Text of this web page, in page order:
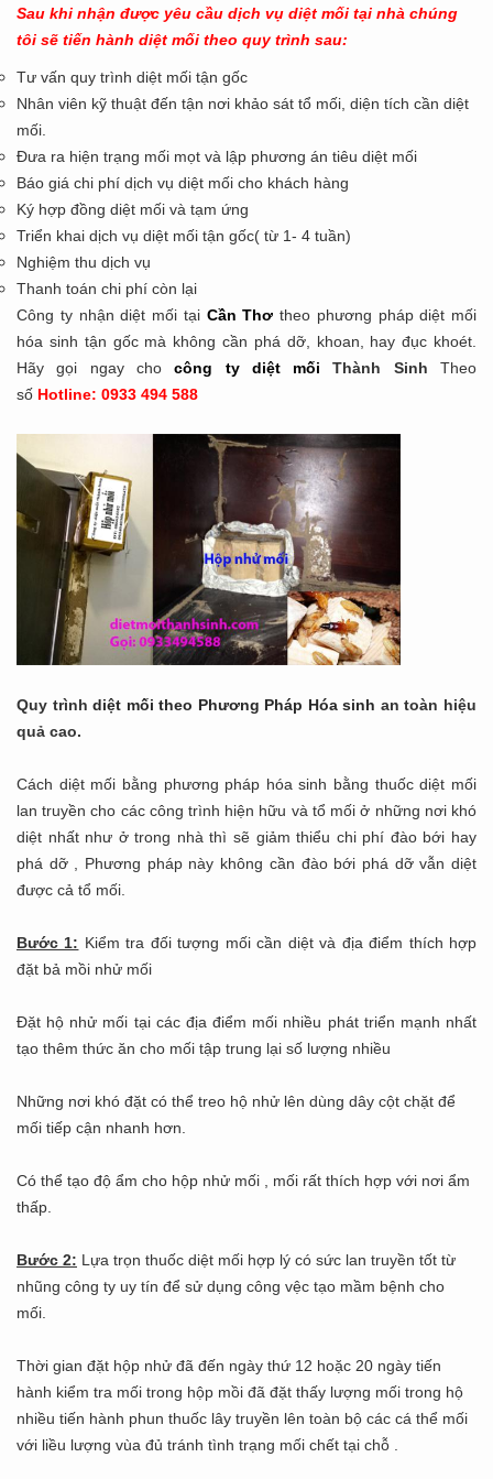
Sau khi nhận được yêu cầu dịch vụ diệt mối tại nhà chúng
tôi sẽ tiến hành diệt mối theo quy trình sau:
Tư vấn quy trình diệt mối tận gốc
Nhân viên kỹ thuật đến tận nơi khảo sát tổ mối, diện tích cần diệt
mối.
Đưa ra hiện trạng mối mọt và lập phương án tiêu diệt mối
Báo giá chi phí dịch vụ diệt mối cho khách hàng
Ký hợp đồng diệt mối và tạm ứng
Triển khai dịch vụ diệt mối tận gốc( từ 1- 4 tuần)
Nghiệm thu dịch vụ
Thanh toán chi phí còn lại
Công ty nhận diệt mối tại Cần Thơ theo phương pháp diệt mối
hóa sinh tận gốc mà không cần phá dỡ, khoan, hay đục khoét.
Hãy gọi ngay chocông ty diệt mối Thành Sinh Theo
số Hotline: 0933 494 588
Quy trình diệt mối theo Phương Pháp Hóa sinh an toàn hiệu
quả cao.
Cách diệt mối bằng phương pháp hóa sinh bằng thuốc diệt mối
lan truyền cho các công trình hiện hữu và tổ mối ở những nơi khó
diệt nhất như ở trong nhà thì sẽ giảm thiểu chi phí đào bới hay
phá dỡ , Phương pháp này không cần đào bới phá dỡ vẫn diệt
được cả tổ mối.
Bước 1: Kiểm tra đối tượng mối cần diệt và địa điểm thích hợp
đặt bả mồi nhử mối
Đặt hộ nhử mối tại các địa điểm mối nhiều phát triển mạnh nhất
tạo thêm thức ăn cho mối tập trung lại số lượng nhiều
Những nơi khó đặt có thể treo hộ nhử lên dùng dây cột chặt để
mối tiếp cận nhanh hơn.
Có thể tạo độ ẩm cho hộp nhử mối , mối rất thích hợp với nơi ẩm
thấp.
Bước 2: Lựa trọn thuốc diệt mối hợp lý có sức lan truyền tốt từ
nhũng công ty uy tín để sử dụng công vệc tạo mầm bệnh cho
mối.
Thời gian đặt hộp nhử đã đến ngày thứ 12 hoặc 20 ngày tiến
hành kiểm tra mối trong hộp mồi đã đặt thấy lượng mối trong hộ
nhiều tiến hành phun thuốc lây truyền lên toàn bộ các cá thể mối
với liều lượng vùa đủ tránh tình trạng mối chết tại chỗ .